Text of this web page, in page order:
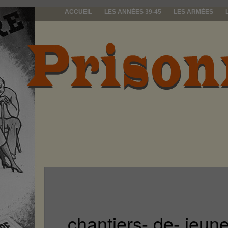
ACCUEIL LES ANNÉES 39-45 LES ARMÉES
prisonniers